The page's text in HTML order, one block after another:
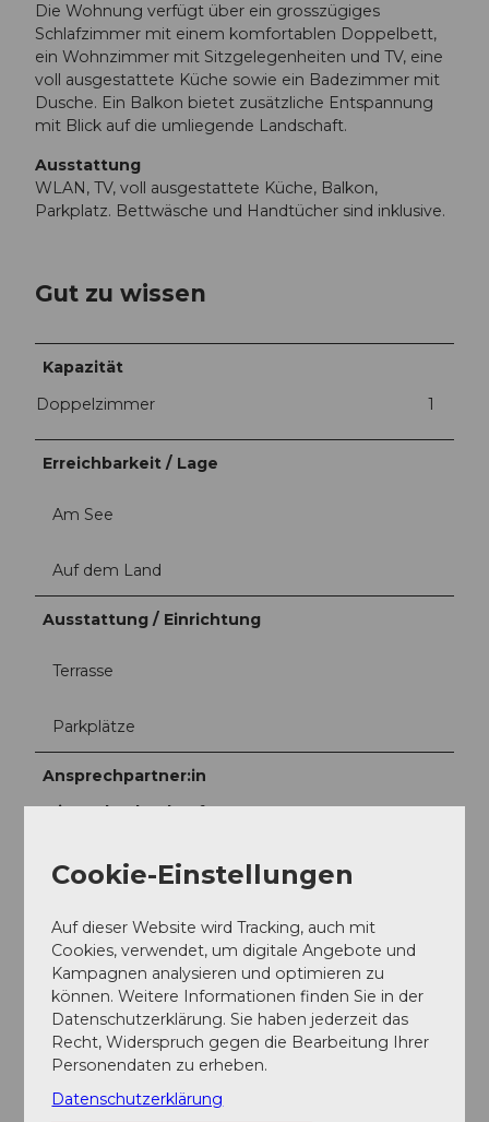
Die Wohnung verfügt über ein grosszügiges
Schlafzimmer mit einem komfortablen Doppelbett,
ein Wohnzimmer mit Sitzgelegenheiten und TV, eine
voll ausgestattete Küche sowie ein Badezimmer mit
Dusche. Ein Balkon bietet zusätzliche Entspannung
mit Blick auf die umliegende Landschaft.
Ausstattung
WLAN, TV, voll ausgestattete Küche, Balkon,
Parkplatz. Bettwäsche und Handtücher sind inklusive.
Gut zu wissen
Kapazität
Doppelzimmer
1
Erreichbarkeit / Lage
Am See
Auf dem Land
Ausstattung / Einrichtung
Terrasse
Parkplätze
Ansprechpartner:in
Anja und Roland Ruf
In der Nähe Auf der Karte anschauen
Veranstaltung
Cookie-Einstellungen
Auf dieser Website wird Tracking, auch mit
Cookies, verwendet, um digitale Angebote und
Kampagnen analysieren und optimieren zu
können. Weitere Informationen finden Sie in der
Datenschutzerklärung. Sie haben jederzeit das
Recht, Widerspruch gegen die Bearbeitung Ihrer
Personendaten zu erheben.
Datenschutzerklärung